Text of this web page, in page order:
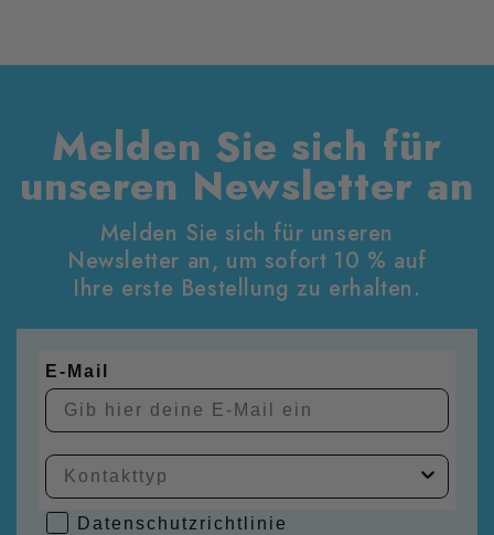
Melden Sie sich für
unseren Newsletter an
Melden Sie sich für unseren
Newsletter an, um sofort 10 % auf
Ihre erste Bestellung zu erhalten.
E-Mail
Datenschutzrichtlinie
Datenschutzrichtlinie